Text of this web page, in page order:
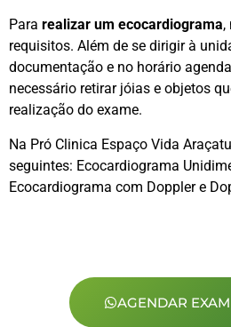
Para realizar um ecocardiograma,
requisitos. Além de se dirigir à
documentação e no horário
necessário retirar jóias e objetos
realização do exame.
Na Pró Clinica Espaço Vida
seguintes: Ecocardiograma
Ecocardiograma com Doppler e
AGENDAR